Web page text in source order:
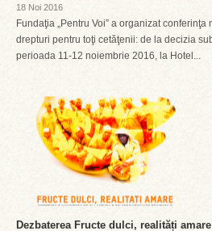
18 Noi 2016
Fundaţia „Pentru Voi” a organizat
drepturi pentru toţi cetăţenii: de la decizia
perioada 11-12 noiembrie 2016, la Hotel...
Dezbaterea Fructe dulci, realități